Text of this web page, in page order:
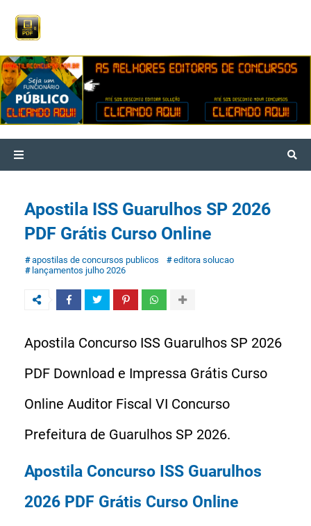
Apostila ISS Guarulhos SP 2026
PDF Grátis Curso Online
apostilas de concursos publicos
editora solucao
lançamentos julho 2026
Apostila Concurso ISS Guarulhos SP 2026
PDF Download e Impressa Grátis Curso
Online Auditor Fiscal VI Concurso
Prefeitura de Guarulhos SP 2026.
Apostila Concurso ISS Guarulhos
2026 PDF Grátis Curso Online